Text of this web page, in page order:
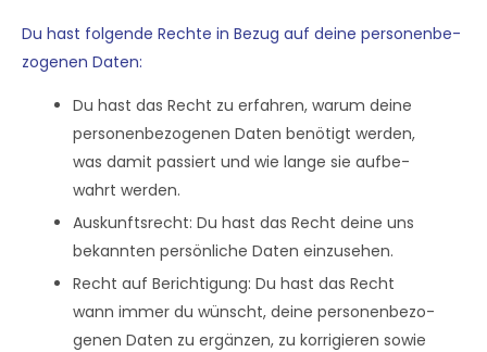
Du hast fol­gen­de Rech­te in Bezug auf dei­ne per­so­nen­be­
zo­ge­nen Daten:
Du hast das Recht zu erfah­ren, war­um dei­ne
per­so­nen­be­zo­ge­nen Daten benö­tigt wer­den,
was damit pas­siert und wie lan­ge sie auf­be­
wahrt werden.
Aus­kunfts­recht: Du hast das Recht dei­ne uns
bekann­ten per­sön­li­che Daten einzusehen.
Recht auf Berich­ti­gung: Du hast das Recht
wann immer du wünscht, dei­ne per­so­nen­be­zo­
ge­nen Daten zu ergän­zen, zu kor­ri­gie­ren sowie